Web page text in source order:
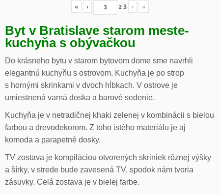
« ‹ z3 › »
Byt v Bratislave starom meste-
kuchyňa s obývačkou
Do krásneho bytu v starom bytovom dome sme navrhli
elegantnú kuchyňu s ostrovom. Kuchyňa je po strop
s hornými skrinkami v dvoch hĺbkach. V ostrove je
umiestnená varná doska a barové sedenie.
Kuchyňa je v netradičnej khaki zelenej v kombinácii s bielou
farbou a drevodekorom. Z toho istého materiálu je aj
komoda a parapetné dosky.
TV zostava je kompiláciou otvorených skriniek rôznej výšky
a šírky, v strede bude zavesená TV, spodok nám tvoria
zásuvky. Celá zostava je v bielej farbe.